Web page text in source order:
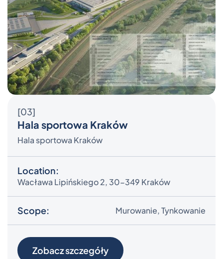
[03]
Hala sportowa Kraków
Hala sportowa Kraków
Location:
Wacława Lipińskiego 2, 30-349 Kraków
Scope: Murowanie, Tynkowanie
Zobacz szczegóły